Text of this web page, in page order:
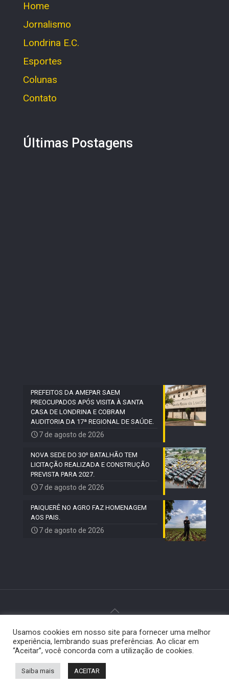
Home
Jornalismo
Londrina E.C.
Esportes
Colunas
Contato
Últimas Postagens
PREFEITOS DA AMEPAR SAEM
PREOCUPADOS APÓS VISITA À SANTA
CASA DE LONDRINA E COBRAM
AUDITORIA DA 17ª REGIONAL DE SAÚDE.
7 de agosto de 2026
NOVA SEDE DO 30º BATALHÃO TEM
LICITAÇÃO REALIZADA E CONSTRUÇÃO
PREVISTA PARA 2027.
7 de agosto de 2026
PAIQUERÊ NO AGRO FAZ HOMENAGEM
AOS PAIS.
7 de agosto de 2026
© 2024 Paiquerê - Todos os direitos reservados |
Desenvolvido porElemento Visual .
Usamos cookies em nosso site para fornecer uma melhor
experiência, lembrando suas preferências. Ao clicar em
“Aceitar”, você concorda com a utilização de cookies.
Saiba mais ACEITAR